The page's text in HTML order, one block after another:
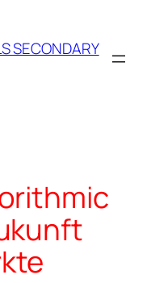
SECONDARY